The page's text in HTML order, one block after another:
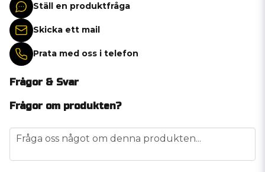
Ställ en produktfråga
Skicka ett mail
Prata med oss i telefon
Frågor & Svar
Frågor om produkten?
question
Fråga oss något om denna produkten...